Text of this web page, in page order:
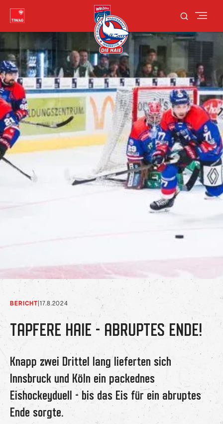
BERICHT 17.8.2024
TAPFERE HAIE - ABRUPTES ENDE!
Knapp zwei Drittel lang lieferten sich
Innsbruck und Köln ein packednes
Eishockeyduell - bis das Eis für ein abruptes
Ende sorgte.